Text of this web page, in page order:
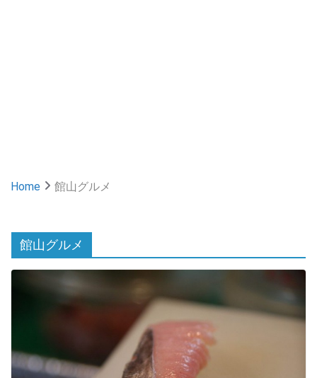
Home 館山グルメ
館山グルメ